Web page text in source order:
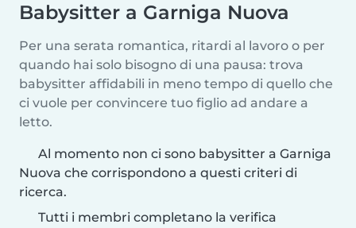
Babysitter a Garniga Nuova
Per una serata romantica, ritardi al lavoro o per
quando hai solo bisogno di una pausa: trova
babysitter affidabili in meno tempo di quello che
ci vuole per convincere tuo figlio ad andare a
letto.
Al momento non ci sono babysitter a Garniga
Nuova che corrispondono a questi criteri di
ricerca.
Tutti i membri completano la verifica